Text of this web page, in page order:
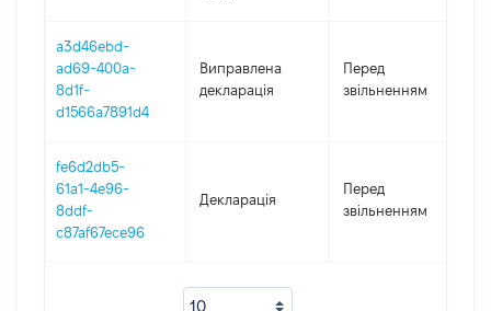
a3d46ebd-
ad69-400a-
8d1f-
d1566a7891d4
Виправлена
декларація
Перед
звільненням
fe6d2db5-
61a1-4e96-
8ddf-
c87af67ece96
Декларація
Перед
звільненням